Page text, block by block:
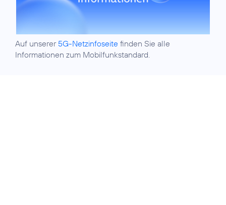
Auf unserer 5G-Netzinfoseite finden Sie alle
Informationen zum Mobilfunkstandard.